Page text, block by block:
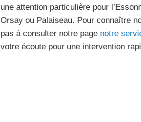
une attention particulière pour
Orsay ou Palaiseau. Pour connaître
pas à consulter notre page notre
votre écoute pour une intervention